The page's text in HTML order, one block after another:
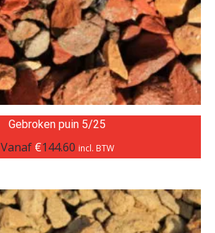
Gebroken puin 5/25
Vanaf €144.60 incl. BTW